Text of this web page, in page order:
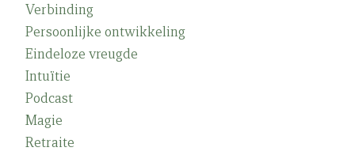
Verbinding
Persoonlijke ontwikkeling
Eindeloze vreugde
Intuïtie
Podcast
Magie
Retraite